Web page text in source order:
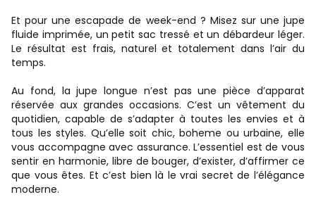
Et pour une escapade de week-end ? Misez sur une jupe
fluide imprimée, un petit sac tressé et un débardeur léger.
Le résultat est frais, naturel et totalement dans l’air du
temps.
Au fond, la jupe longue n’est pas une pièce d’apparat
réservée aux grandes occasions. C’est un vêtement du
quotidien, capable de s’adapter à toutes les envies et à
tous les styles. Qu’elle soit chic, boheme ou urbaine, elle
vous accompagne avec assurance. L’essentiel est de vous
sentir en harmonie, libre de bouger, d’exister, d’affirmer ce
que vous êtes. Et c’est bien là le vrai secret de l’élégance
moderne.